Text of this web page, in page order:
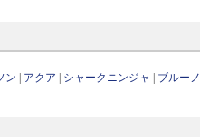
ン アクア シャークニンジャ ブルーノ